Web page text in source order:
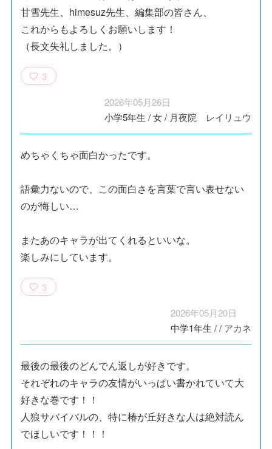
甘雪先生、himesuz先生、編集部の皆さん、
これからもよろしくお願いします！
（長文失礼しました。）
3
2026年05月26日
小学5年生 /女/ 月夜院 レイリュウ
めちゃくちゃ面白かったです。
語彙力ないので、この面白さを言葉で言い表せない
のが悔しい…
またあのキャラが出てくれるといいな。
楽しみにしています。
3
2026年05月20日
中学1年生 // アカネ
最後の最後のどんでん返しが好きです。
それぞれのキャラの友情がいっぱい書かれていて大
好きな巻です！！
人狼サバイバルの、特に椿が丘好きな人は絶対読ん
でほしいです！！！